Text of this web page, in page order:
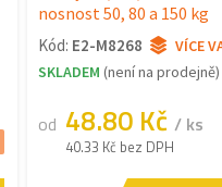
nosnost 50, 80 a 150 kg
Kód: E2-M8268
VÍCE
SKLADEM (není na prodejně)
od 48.80 Kč / ks
40.33 Kč bez DPH